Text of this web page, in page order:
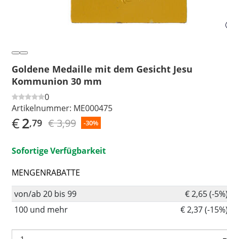
Goldene Medaille mit dem Gesicht Jesu
Kommunion 30 mm
0
Artikelnummer: ME000475
€2,79 € 3,99 -30%
Sofortige Verfügbarkeit
MENGENRABATTE
von/ab 20 bis 99
€ 2,65 (-
100 und mehr
€ 2,37 (-